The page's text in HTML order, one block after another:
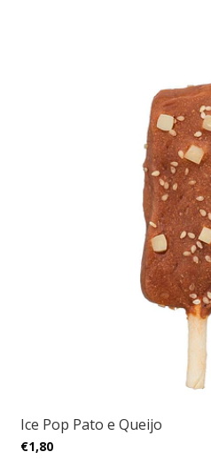
Ice Pop Pato e Queijo
€1,80